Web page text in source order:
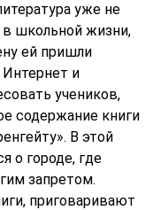
уже не
в школьной жизни,
ей пришли
и
учеников,
содержание книги
В этой
о городе, где
запретом.
приговаривают